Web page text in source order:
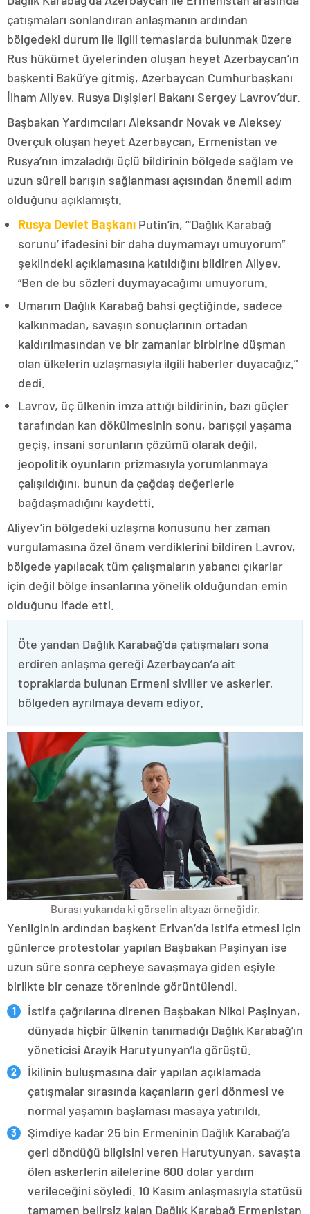
çatışmaları sonlandıran anlaşmanın ardından
bölgedeki durum ile ilgili temaslarda bulunmak üzere
Rus hükümet üyelerinden oluşan heyet Azerbaycan’ın
başkenti Bakü’ye gitmiş, Azerbaycan Cumhurbaşkanı
İlham Aliyev, Rusya Dışişleri Bakanı Sergey Lavrov’dur.
Başbakan Yardımcıları Aleksandr Novak ve Aleksey
Overçuk oluşan heyet Azerbaycan, Ermenistan ve
Rusya’nın imzaladığı üçlü bildirinin bölgede sağlam ve
uzun süreli barışın sağlanması açısından önemli adım
olduğunu açıklamıştı.
Rusya Devlet Başkanı Putin’in, “‘Dağlık Karabağ
sorunu’ ifadesini bir daha duymamayı umuyorum”
şeklindeki açıklamasına katıldığını bildiren Aliyev,
“Ben de bu sözleri duymayacağımı umuyorum.
Umarım Dağlık Karabağ bahsi geçtiğinde, sadece
kalkınmadan, savaşın sonuçlarının ortadan
kaldırılmasından ve bir zamanlar birbirine düşman
olan ülkelerin uzlaşmasıyla ilgili haberler duyacağız.”
dedi.
Lavrov, üç ülkenin imza attığı bildirinin, bazı güçler
tarafından kan dökülmesinin sonu, barışçıl yaşama
geçiş, insani sorunların çözümü olarak değil,
jeopolitik oyunların prizmasıyla yorumlanmaya
çalışıldığını, bunun da çağdaş değerlerle
bağdaşmadığını kaydetti.
Aliyev’in bölgedeki uzlaşma konusunu her zaman
vurgulamasına özel önem verdiklerini bildiren Lavrov,
bölgede yapılacak tüm çalışmaların yabancı çıkarlar
için değil bölge insanlarına yönelik olduğundan emin
olduğunu ifade etti.
Öte yandan Dağlık Karabağ’da çatışmaları sona
erdiren anlaşma gereği Azerbaycan’a ait
topraklarda bulunan Ermeni siviller ve askerler,
bölgeden ayrılmaya devam ediyor.
Burası yukarıda ki görselin altyazı örneğidir.
Yenilginin ardından başkent Erivan’da istifa etmesi için
günlerce protestolar yapılan Başbakan Paşinyan ise
uzun süre sonra cepheye savaşmaya giden eşiyle
birlikte bir cenaze töreninde görüntülendi.
İstifa çağrılarına direnen Başbakan Nikol Paşinyan,
dünyada hiçbir ülkenin tanımadığı Dağlık Karabağ’ın
yöneticisi Arayik Harutyunyan’la görüştü.
İkilinin buluşmasına dair yapılan açıklamada
çatışmalar sırasında kaçanların geri dönmesi ve
normal yaşamın başlaması masaya yatırıldı.
Şimdiye kadar 25 bin Ermeninin Dağlık Karabağ’a
geri döndüğü bilgisini veren Harutyunyan, savaşta
ölen askerlerin ailelerine 600 dolar yardım
verileceğini söyledi. 10 Kasım anlaşmasıyla statüsü
tamamen belirsiz kalan Dağlık Karabağ Ermenistan